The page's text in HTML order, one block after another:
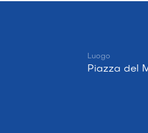
Luogo
Piazza del